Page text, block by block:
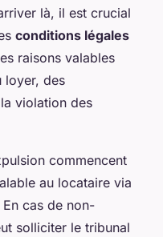
là, il est crucial
conditions légales
raisons valables
loyer, des
violation des
commencent
au locataire via
cas de non-
solliciter le tribunal